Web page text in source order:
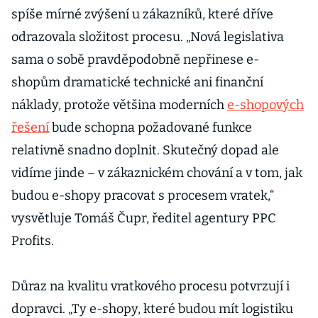
spíše mírné zvýšení u zákazníků, které dříve
odrazovala složitost procesu. „Nová legislativa
sama o sobě pravděpodobně nepřinese e-
shopům dramatické technické ani finanční
náklady, protože většina moderních e-shopových
řešeníbude schopna požadované funkce
relativně snadno doplnit. Skutečný dopad ale
vidíme jinde – v zákaznickém chování a v tom, jak
budou e-shopy pracovat s procesem vratek,“
vysvětluje Tomáš Čupr, ředitel agentury PPC
Profits.
Důraz na kvalitu vratkového procesu potvrzují i
dopravci. „Ty e-shopy, které budou mít logistiku